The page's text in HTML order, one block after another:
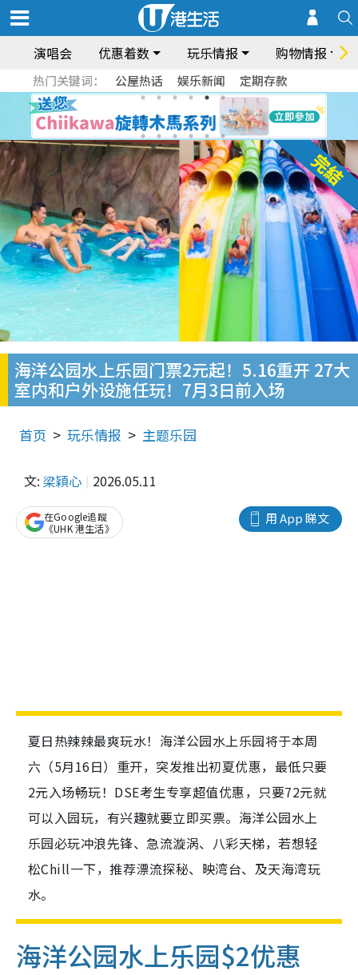
演唱会 优惠着数 玩乐情报 购物情报
热门关键词： 公屋热话 娱乐新闻 定期存款
海洋公园水上乐园门票2元起！5.16重开 27大
室内和户外设施任玩！7月3日前入场
首页 玩乐情报 主题乐园
文: 梁穎心 2026.05.11
用 App 睇文
在Google追蹤
《UHK 港生活》
夏日热辣辣最爽玩水！海洋公园水上乐园将于本周
六（5月16日）重开，突发推出初夏优惠，最低只要
2元入场畅玩！DSE考生专享超值优惠，只要72元就
可以入园玩，有兴趣就要立即买票。海洋公园水上
乐园必玩冲浪先锋、急流漩涡、八彩天梯，若想轻
松Chill一下，推荐漂流探秘、映湾台、及天海湾玩
水。
海洋公园水上乐园$2优惠